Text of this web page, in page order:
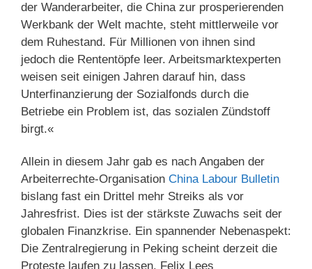
der Wanderarbeiter, die China zur prosperierenden
Werkbank der Welt machte, steht mittlerweile vor
dem Ruhestand. Für Millionen von ihnen sind
jedoch die Rententöpfe leer. Arbeitsmarktexperten
weisen seit einigen Jahren darauf hin, dass
Unterfinanzierung der Sozialfonds durch die
Betriebe ein Problem ist, das sozialen Zündstoff
birgt.«
Allein in diesem Jahr gab es nach Angaben der
Arbeiterrechte-Organisation China Labour Bulletin
bislang fast ein Drittel mehr Streiks als vor
Jahresfrist. Dies ist der stärkste Zuwachs seit der
globalen Finanzkrise. Ein spannender Nebenaspekt:
Die Zentralregierung in Peking scheint derzeit die
Proteste laufen zu lassen. Felix Lees